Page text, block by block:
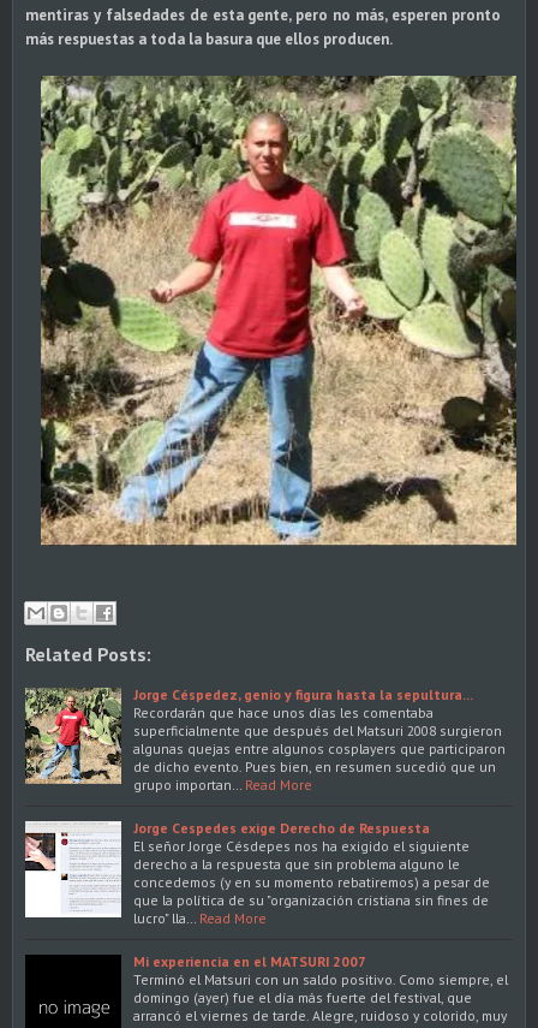
mentiras y falsedades de esta gente, pero no más, esperen pronto
más respuestas a toda la basura que ellos producen.
Related Posts:
Jorge Céspedez, genio y figura hasta la sepultura...
Recordarán que hace unos días les comentaba
superficialmente que después del Matsuri 2008 surgieron
algunas quejas entre algunos cosplayers que participaron
de dicho evento. Pues bien, en resumen sucedió que un
grupo importan…
Read More
Jorge Cespedes exige Derecho de Respuesta
El señor Jorge Césdepes nos ha exigido el siguiente
derecho a la respuesta que sin problema alguno le
concedemos (y en su momento rebatiremos) a pesar de
que la política de su "organización cristiana sin fines de
lucro" lla…
Read More
Mi experiencia en el MATSURI 2007
Terminó el Matsuri con un saldo positivo. Como siempre, el
domingo (ayer) fue el día más fuerte del festival, que
arrancó el viernes de tarde. Alegre, ruidoso y colorido, muy